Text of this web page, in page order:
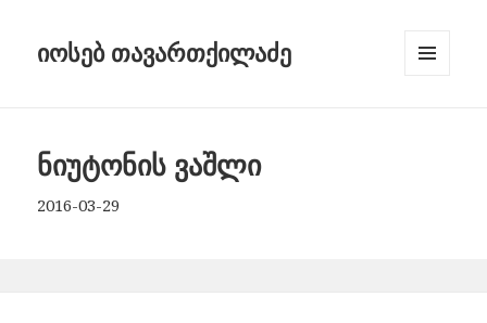
იოსებ თავართქილაძე
ნიუტონის ვაშლი
2016-03-29